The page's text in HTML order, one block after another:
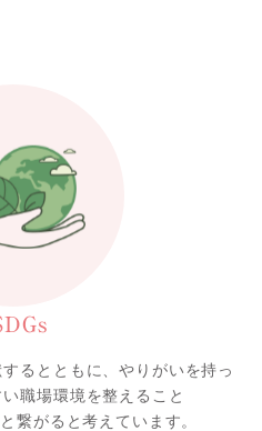
るとともに、やりがいを持っ
職場環境を整えること
繋がると考えています。